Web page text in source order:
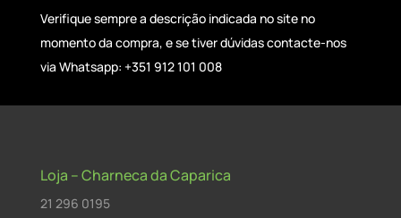
Verifique sempre a descrição indicada no site no
momento da compra, e se tiver dúvidas contacte-nos
via Whatsapp: +351 912 101 008
Loja – Charneca da Caparica
21 296 0195